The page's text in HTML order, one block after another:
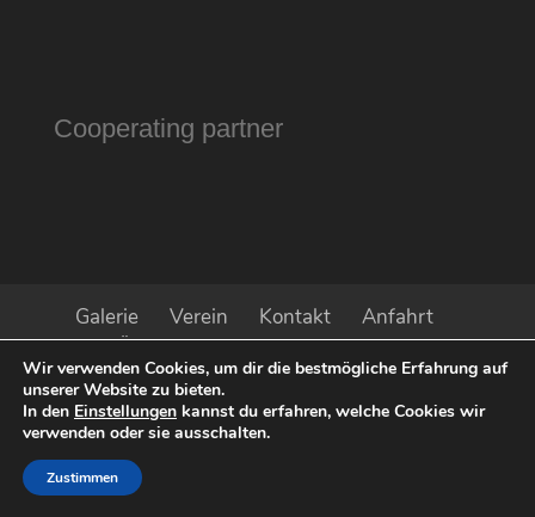
Cooperating partner
Galerie Verein Kontakt
Anfahrt
Öffnungszeiten
Impressum
Datenschutz
Aktuell
Presse
Sponsoren
© 2022 Kunstverein Baden mfu
Wir verwenden Cookies, um dir die bestmögliche Erfahrung auf
unserer Website zu bieten.
In den Einstellungen kannst du erfahren, welche Cookies wir
verwenden oder sie ausschalten.
Zustimmen